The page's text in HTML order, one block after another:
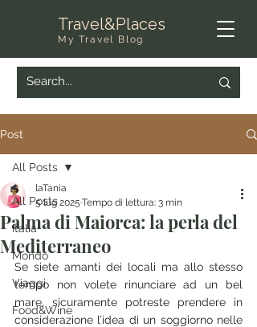
Travel&Places
My Travel Blog
Post
All Posts
Italia
Mondo
Viaggi
Food&Wine
All Posts
Palma di Maiorca: la perla del
Mediterraneo
laTania
5 lug 2025 Tempo di lettura: 3 min
Se siete amanti dei locali ma allo stesso
tempo non volete rinunciare ad un bel
mare, sicuramente potreste prendere in
considerazione l’idea di un soggiorno nelle